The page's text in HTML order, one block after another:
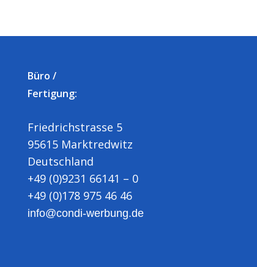
Büro /
Fertigung:
Friedrichstrasse 5
95615 Marktredwitz
Deutschland
+49 (0)9231 66141 – 0
+49 (0)178 975 46 46
info@condi-werbung.de